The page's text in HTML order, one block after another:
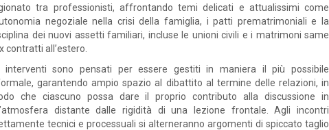
tra professionisti, affrontando temi delicati e attualissimi come
negoziale nella crisi della famiglia, i patti prematrimoniali e la
dei nuovi assetti familiari, incluse le unioni civili e i matrimoni same
contratti all’estero.
interventi sono pensati per essere gestiti in maniera il più possibile
garantendo ampio spazio al dibattito al termine delle relazioni, in
che ciascuno possa dare il proprio contributo alla discussione in
distante dalle rigidità di una lezione frontale. Agli incontri
tecnici e processuali si alterneranno argomenti di spiccato taglio